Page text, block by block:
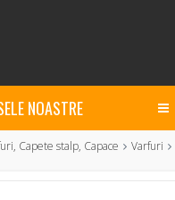
NOASTRE
Capete stalp, Capace Varfuri